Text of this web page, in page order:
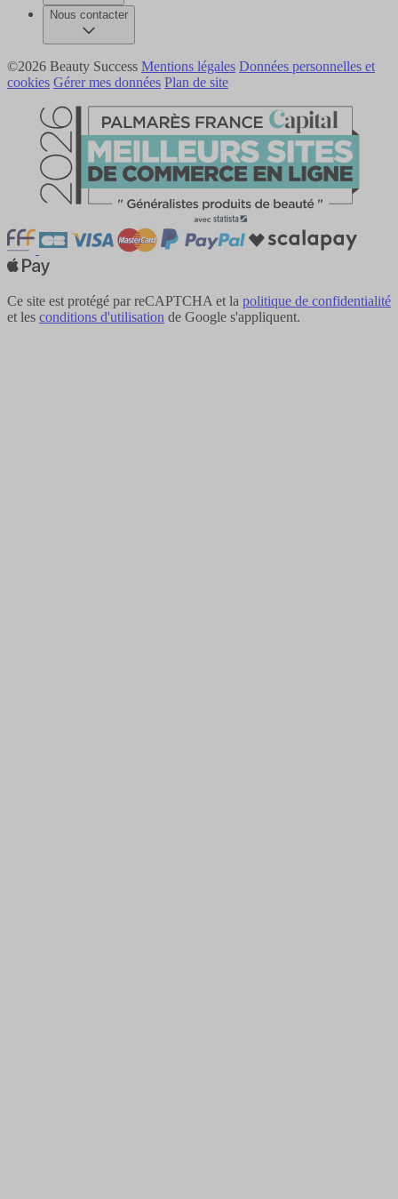
Nous contacter
©2026 Beauty Success Mentions légales Données personnelles et
cookies Gérer mes données Plan de site
Ce site est protégé par reCAPTCHA et la politique de confidentialité
et les conditions d'utilisation de Google s'appliquent.